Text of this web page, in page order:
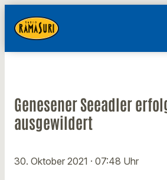
Genesener Seeadler
ausgewildert
30. Oktober 2021 · 07:48 Uhr